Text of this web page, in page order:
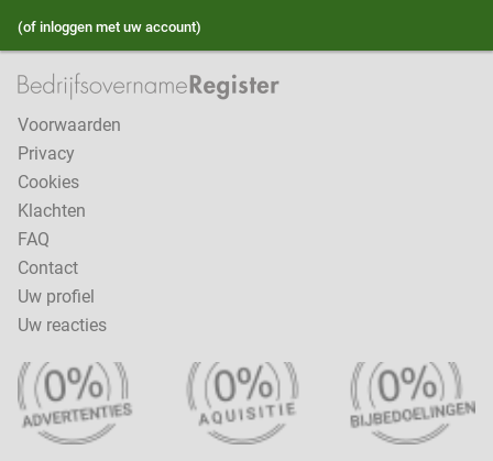
(of inloggen met uw account)
Voorwaarden
Privacy
Cookies
Klachten
FAQ
Contact
Uw profiel
Uw reacties